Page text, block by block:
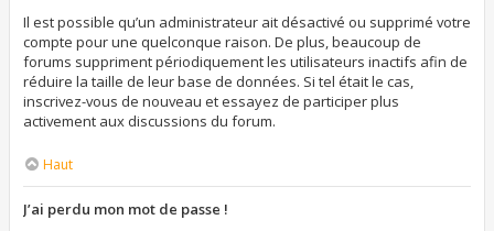
Il est possible qu’un administrateur ait désactivé ou supprimé votre
compte pour une quelconque raison. De plus, beaucoup de
forums suppriment périodiquement les utilisateurs inactifs afin de
réduire la taille de leur base de données. Si tel était le cas,
inscrivez-vous de nouveau et essayez de participer plus
activement aux discussions du forum.
Haut
J’ai perdu mon mot de passe !